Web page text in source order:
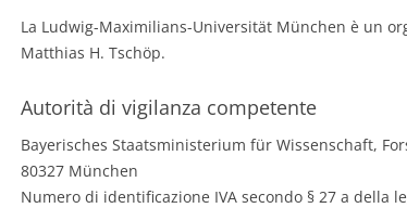
La Ludwig-Maximilians-Universität München è un
Matthias H. Tschöp.
Autorità di vigilanza competente
Bayerisches Staatsministerium für Wissenschaft,
80327 München
Numero di identificazione IVA secondo § 27 a della